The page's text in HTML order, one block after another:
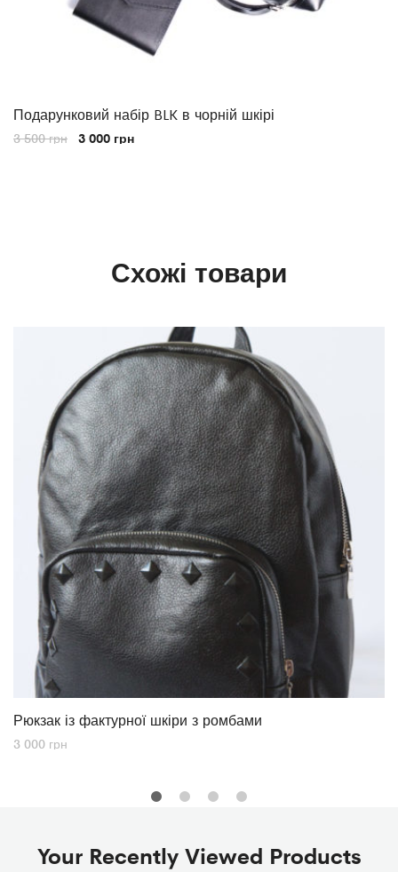
Подарунковий набір BLK в чорній шкірі
3 500грн 3 000 грн
Схожі товари
Рюкзак із фактурної шкіри з ромбами
3 000 грн
Your Recently Viewed Products